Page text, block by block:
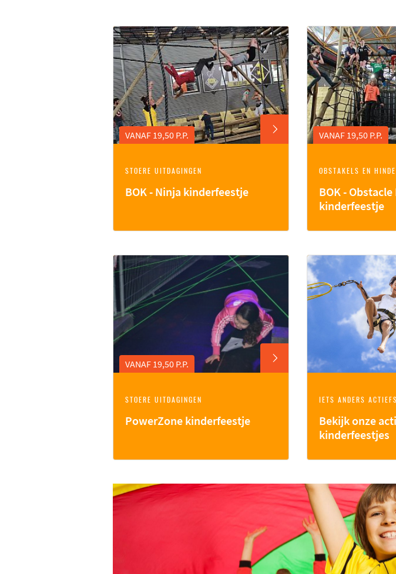
VANAF 19,50 P.P.
STOERE UITDAGINGEN
BOK - Ninja kinderfeestje
VANAF 19,50 P.P.
OBSTAKELS EN
BOK - Obstacle
kinderfeestje
VANAF 19,50 P.P.
STOERE UITDAGINGEN
PowerZone kinderfeestje
IETS ANDERS
Bekijk onze
kinderfeestjes